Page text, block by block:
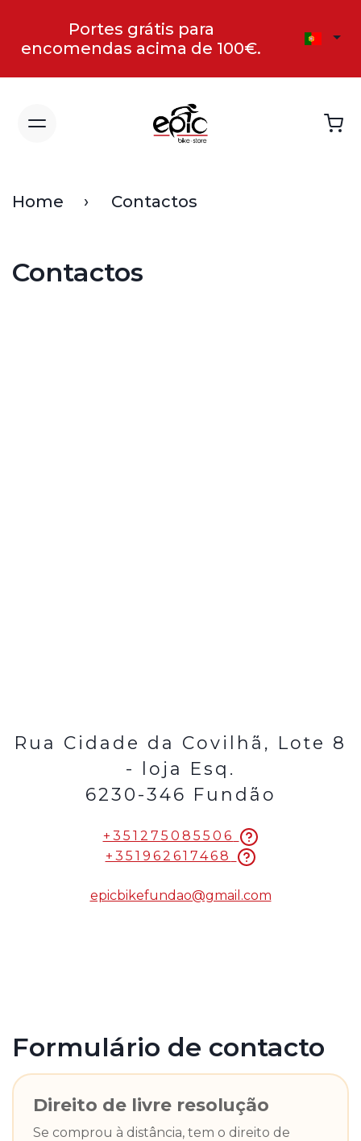
Portes grátis para
encomendas acima de 100€.
Home Contactos
Contactos
Rua Cidade da Covilhã, Lote 8
- loja Esq.
6230-346 Fundão
+351275085506
+351962617468
epicbikefundao@gmail.com
Formulário de contacto
Direito de livre resolução
Se comprou à distância, tem o direito de